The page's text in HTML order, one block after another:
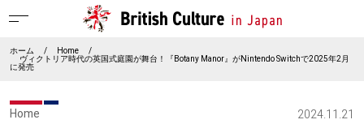
ホーム / Home /
ヴィクトリア時代の英国式庭園が舞台！『Botany Manor』がNintendo Switchで2025年2月
に発売
Home 2024.11.21